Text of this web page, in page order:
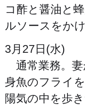
コ酢と醤油と
ルソースをかけ
3月27日(水)
通常業務。妻
身魚のフライ
陽気の中を歩